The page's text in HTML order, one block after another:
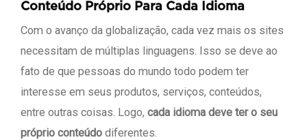
Conteúdo Próprio Para Cada Idioma
Com o avanço da globalização, cada vez mais os sites
necessitam de múltiplas linguagens. Isso se deve ao
fato de que pessoas do mundo todo podem ter
interesse em seus produtos, serviços, conteúdos,
entre outras coisas. Logo, cada idioma deve ter o seu
próprio conteúdo diferentes.